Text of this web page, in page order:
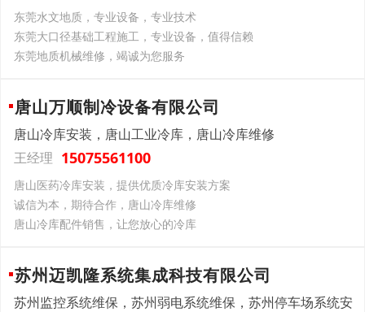
东莞水文地质，专业设备，专业技术
东莞大口径基础工程施工，专业设备，值得信赖
东莞地质机械维修，竭诚为您服务
唐山万顺制冷设备有限公司
唐山冷库安装，唐山工业冷库，唐山冷库维修
王经理 15075561100
唐山医药冷库安装，提供优质冷库安装方案
诚信为本，期待合作，唐山冷库维修
唐山冷库配件销售，让您放心的冷库
苏州迈凯隆系统集成科技有限公司
苏州监控系统维保，苏州弱电系统维保，苏州停车场系统安